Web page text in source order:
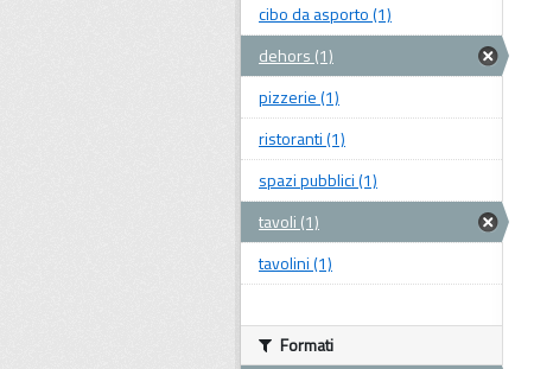
cibo da asporto (1)
dehors (1)
pizzerie (1)
ristoranti (1)
spazi pubblici (1)
tavoli (1)
tavolini (1)
Formati